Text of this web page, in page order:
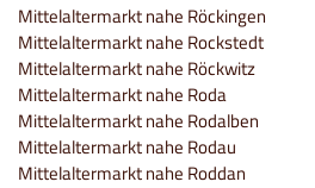
Mittelaltermarkt nahe Röckingen
Mittelaltermarkt nahe Rockstedt
Mittelaltermarkt nahe Röckwitz
Mittelaltermarkt nahe Roda
Mittelaltermarkt nahe Rodalben
Mittelaltermarkt nahe Rodau
Mittelaltermarkt nahe Roddan